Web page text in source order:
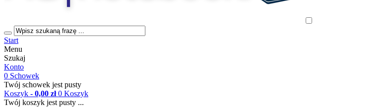
Start
Menu
Szukaj
Konto
0 Schowek
Twój schowek jest pusty
Koszyk - 0,00 zł 0 Koszyk
Twój koszyk jest pusty ...